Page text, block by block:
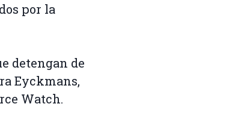
por la
detengan de
Eyckmans,
Watch.